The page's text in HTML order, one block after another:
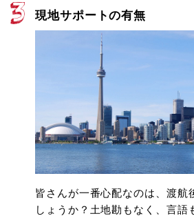
現地サポートの有無
皆さんが一番心配なのは、渡航
しょうか？土地勘もなく、言語